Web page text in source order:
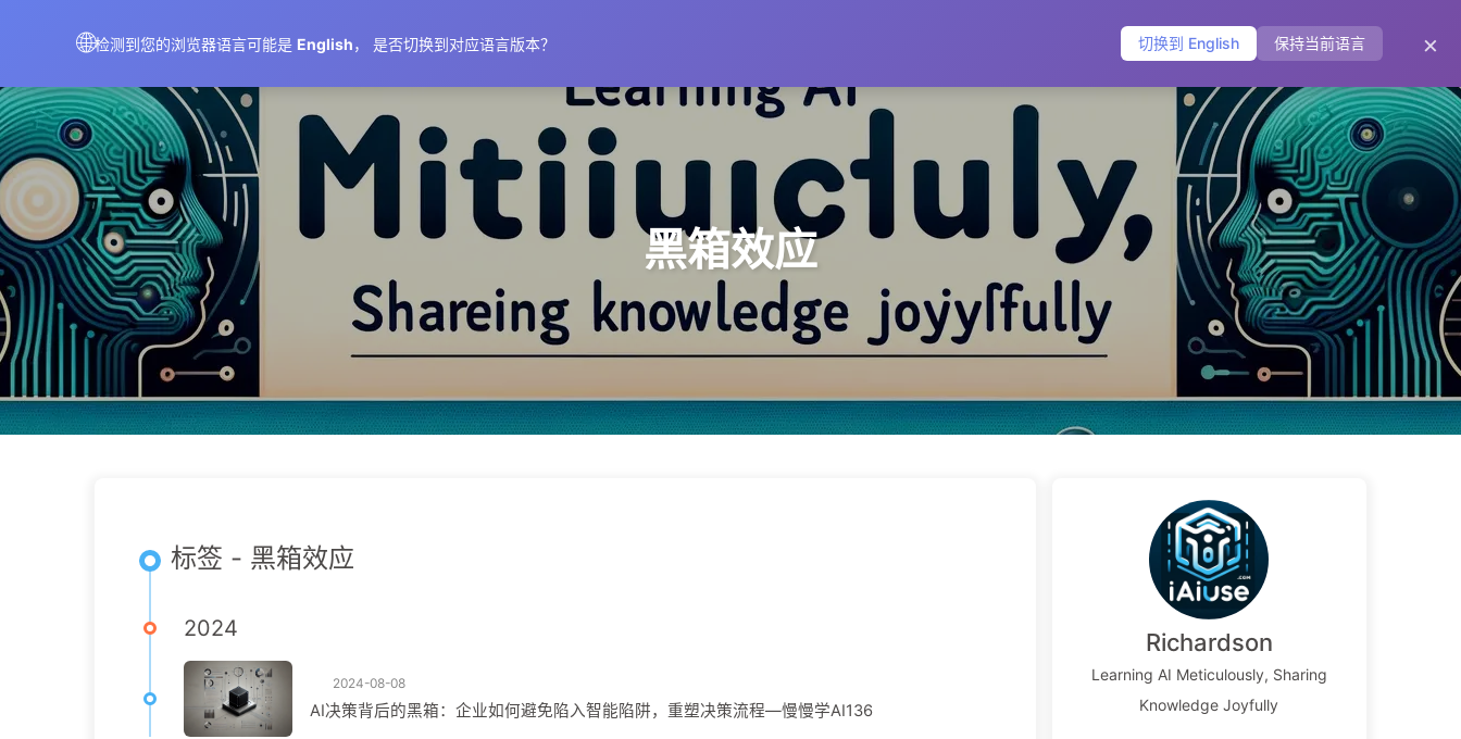
🌐检测到您的浏览器语言可能是 English， 是否切换到对应语言版本？ 切换到 English 保持当前语言 ×
AIMeticulously 标签 分类 友链 关于
黑箱效应
标签 - 黑箱效应
2024
2024-08-08
AI决策背后的黑箱：企业如何避免陷入智能陷阱，重塑决策流程—慢慢学AI136
Richardson
Learning AI Meticulously, Sharing
Knowledge Joyfully